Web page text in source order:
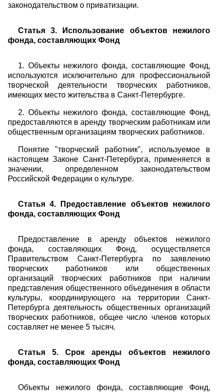
законодательством о приватизации.
Статья 3. Использование объектов нежилого
фонда, составляющих Фонд
1. Объекты нежилого фонда, составляющие Фонд,
используются исключительно для профессиональной
творческой деятельности творческих работников,
имеющих место жительства в Санкт-Петербурге.
2. Объекты нежилого фонда, составляющие Фонд,
предоставляются в аренду творческим работникам или
общественным организациям творческих работников.
Понятие "творческий работник", используемое в
настоящем Законе Санкт-Петербурга, применяется в
значении, определенном законодательством
Российской Федерации о культуре.
Статья 4. Предоставление объектов нежилого
фонда, составляющих Фонд
Предоставление в аренду объектов нежилого
фонда, составляющих Фонд, осуществляется
Правительством Санкт-Петербурга по заявлению
творческих работников или общественных
организаций творческих работников при наличии
представления общественного объединения в области
культуры, координирующего на территории Санкт-
Петербурга деятельность общественных организаций
творческих работников, общее число членов которых
составляет не менее 5 тысяч.
Статья 5. Срок аренды объектов нежилого
фонда, составляющих Фонд
Объекты нежилого фонда, составляющие Фонд,